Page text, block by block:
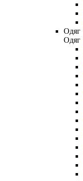
Одяг
Одяг